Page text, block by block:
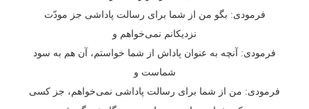
فرمودی: بگو من از شما برای رسالت پاداشی جز مودّت
نزدیکانم نمی‌خواهم و
فرمودی: آنچه به عنوان پاداش از شما خواستم، آن هم به سود
شماست و
فرمودی: من از شما برای رسالت پاداشی نمی‌خواهم، جز کسی